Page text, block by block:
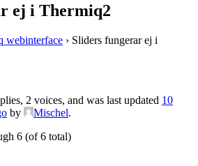
ej i Thermiq2
webinterface › Sliders fungerar ej i
2 voices, and was last updated 10
by Mischel.
6 (of 6 total)